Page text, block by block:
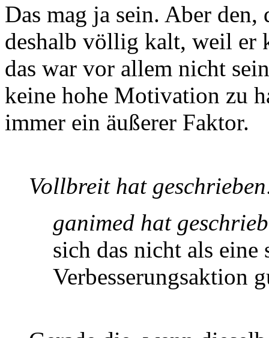
Das mag ja sein. Aber
deshalb völlig kalt, weil er
das war vor allem nicht
keine hohe Motivation zu
immer ein äußerer Faktor.
Vollbreit hat
ganimed hat
sich das nicht als eine
Verbesserungsaktion